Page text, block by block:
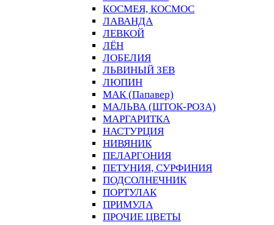
КОСМЕЯ, КОСМОС
ЛАВАНДА
ЛЕВКОЙ
ЛЁН
ЛОБЕЛИЯ
ЛЬВИНЫЙ ЗЕВ
ЛЮПИН
МАК (Папавер)
МАЛЬВА (ШТОК-РОЗА)
МАРГАРИТКА
НАСТУРЦИЯ
НИВЯНИК
ПЕЛАРГОНИЯ
ПЕТУНИЯ, СУРФИНИЯ
ПОДСОЛНЕЧНИК
ПОРТУЛАК
ПРИМУЛА
ПРОЧИЕ ЦВЕТЫ